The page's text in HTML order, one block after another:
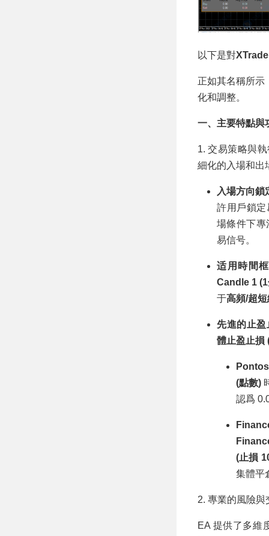
以下是對
正如其名稱所
化和調整。
一、主要特點與
1. 交易策略與
細化的入場和出
入場方向鎖
許用戶鎖
場條件下專
易信号。
适用時間
Candle 1
于高頻/超短
先進的止
體止盈止損
(點數)
認爲
(止損
集體平
2. 專業的風險與
EA 提供了多維